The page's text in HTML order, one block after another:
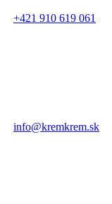
+421 910 619 061
info@kremkrem.sk